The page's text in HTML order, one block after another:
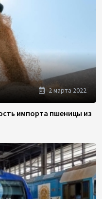
2 марта 2022
импорта пшеницы из